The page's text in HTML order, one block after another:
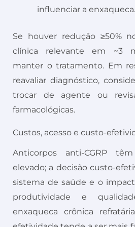
influenciar a enxaqueca.
Se houver redução ≥50%
clínica relevante em ~3
manter o tratamento. Em
reavaliar diagnóstico,
trocar de agente ou
farmacológicas.
Custos, acesso e custo-
Anticorpos anti-CGRP
elevado; a decisão custo-
sistema de saúde e o
produtividade e
enxaqueca crônica